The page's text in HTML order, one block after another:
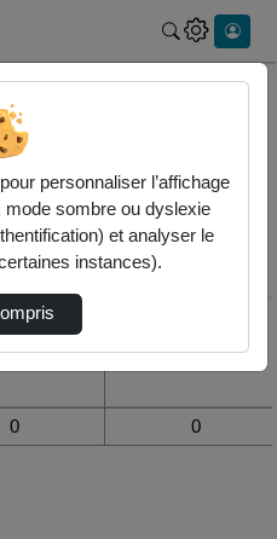
de la vidéo
journée
0 0
personnaliser l’affichage
mode sombre ou dyslexie
et analyser le
instances).